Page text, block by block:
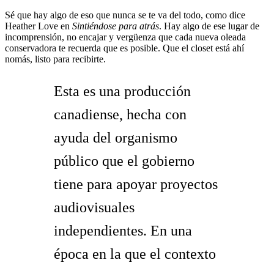
Sé que hay algo de eso que nunca se te va del todo, como dice
Heather Love en Sintiéndose para atrás. Hay algo de ese lugar de
incomprensión, no encajar y vergüenza que cada nueva oleada
conservadora te recuerda que es posible. Que el closet está ahí
nomás, listo para recibirte.
Esta es una producción
canadiense, hecha con
ayuda del organismo
público que el gobierno
tiene para apoyar proyectos
audiovisuales
independientes. En una
época en la que el contexto